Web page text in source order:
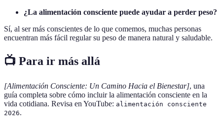
¿La alimentación consciente puede ayudar a perder peso?
Sí, al ser más conscientes de lo que comemos, muchas personas
encuentran más fácil regular su peso de manera natural y saludable.
📺 Para ir más allá
[Alimentación Consciente: Un Camino Hacia el Bienestar], una
guía completa sobre cómo incluir la alimentación consciente en la
vida cotidiana. Revisa en YouTube: alimentación consciente
2026.